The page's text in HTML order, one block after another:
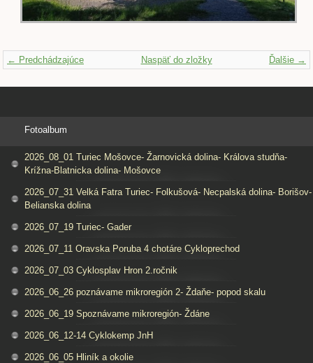
← Predchádzajúce Ďalšie →
Naspäť do zložky
Fotoalbum
2026_08_01 Turiec Mošovce- Žarnovická dolina- Králova studňa-
Krížna-Blatnicka dolina- Mošovce
2026_07_31 Velká Fatra Turiec- Folkušová- Necpalská dolina- Borišov-
Belianska dolina
2026_07_19 Turiec- Gader
2026_07_11 Oravska Poruba 4 chotáre Cykloprechod
2026_07_03 Cyklosplav Hron 2.ročnik
2026_06_26 poznávame mikroregión 2- Ždaňe- popod skalu
2026_06_19 Spoznávame mikroregión- Ždáne
2026_06_12-14 Cyklokemp JnH
2026_06_05 Hliník a okolie